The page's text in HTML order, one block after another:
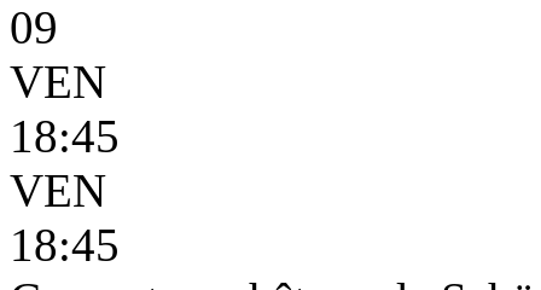
09
VEN
18:45
VEN
18:45